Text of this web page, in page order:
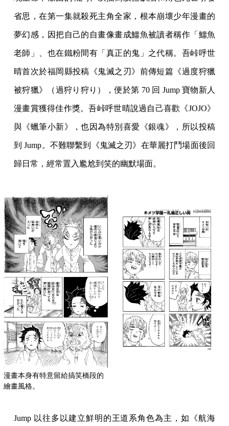
省思，在第一集就殺死主角全家，根本崩壞少年漫畫的
夢幻感，因把自己的自畫像畫成鱷魚被讀者稱作「鱷魚
老師」、也在鐵粉間有「真正的鬼」之代稱。吾峠呼世
晴首次於福岡縣投稿《鬼滅之刃》前傳短篇《過度狩獵
被狩獵》（過狩り狩り），便於第 70 回 Jump 寶物新人
漫畫賞獲得佳作獎。吾峠呼世晴說過自己喜歡《JOJO》
與《蠟筆小新》，也因為特別喜愛《銀魂》，所以投稿
到 Jump。不難聯繫到《鬼滅之刃》在華麗打鬥場面後回
歸日常，經常置入尷尬到笑的幽默場面。
漫畫本身有特意留給搞笑橋段的
繪畫風格。
Jump 以往多以建立鮮明的王道系角色為主，如《航海